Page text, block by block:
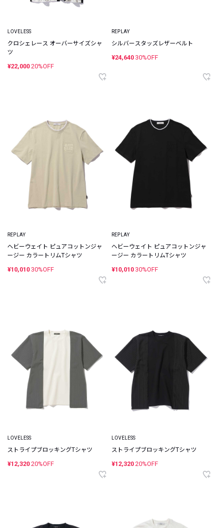
LOVELESS
クロシェレース オーバーサイズシャ
ツ
¥22,000 20%OFF
REPLAY
シルバースタッズレザーベルト
¥24,640 30%OFF
REPLAY
ヘビーウェイト ピュアコットンジャ
ージー カラートリムTシャツ
¥10,010 30%OFF
REPLAY
ヘビーウェイト ピュアコットンジャ
ージー カラートリムTシャツ
¥10,010 30%OFF
LOVELESS
ストライプブロッキングTシャツ
¥12,320 20%OFF
LOVELESS
ストライプブロッキングTシャツ
¥12,320 20%OFF